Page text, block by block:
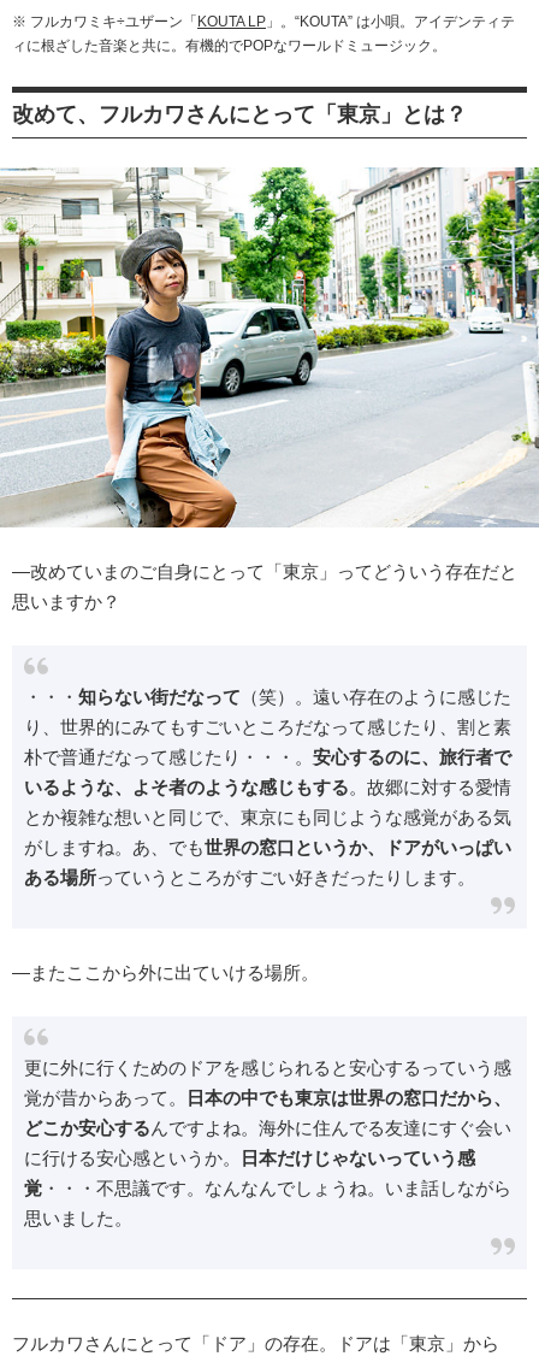
※ フルカワミキ÷ユザーン「KOUTA LP 」。“KOUTA” は小唄。アイデンティテ
ィに根ざした音楽と共に。有機的でPOPなワールドミュージック。
改めて、フルカワさんにとって「東京」とは？
―改めていまのご自身にとって「東京」ってどういう存在だと
思いますか？
・・・ 知らない街だなって （笑）。遠い存在のように感じた
り、世界的にみてもすごいところだなって感じたり、割と素
朴で普通だなって感じたり・・・。 安心するのに、旅行者で
いるような、よそ者のような感じもする。故郷に対する愛情
とか複雑な想いと同じで、東京にも同じような感覚がある気
がしますね。あ、でも世界の窓口というか、ドアがいっぱい
ある場所っていうところがすごい好きだったりします。
―またここから外に出ていける場所。
更に外に行くためのドアを感じられると安心するっていう感
覚が昔からあって。
日本の中でも東京は世界の窓口だから、
どこか安心するんですよね。海外に住んでる友達にすぐ会い
に行ける安心感というか。
日本だけじゃないっていう感
覚 ・・・不思議です。なんなんでしょうね。いま話しながら
思いました。
フルカワさんにとって「ドア」の存在。ドアは「東京」から